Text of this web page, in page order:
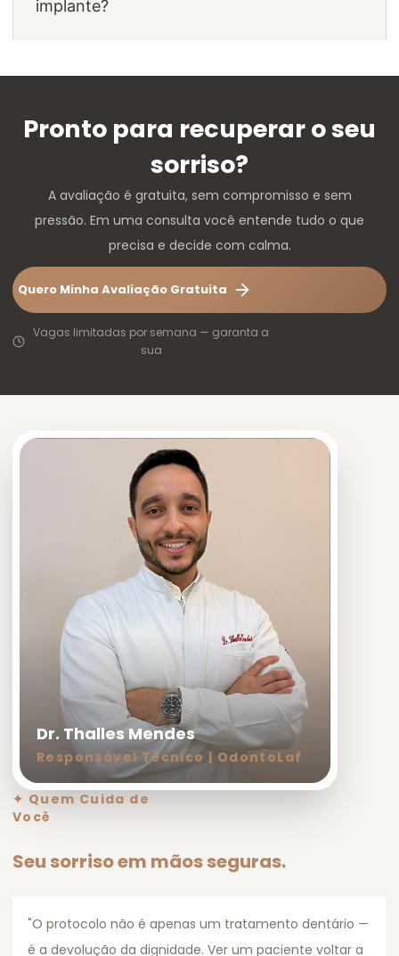
implante?
Pronto para recuperar o seu
sorriso?
A avaliação é gratuita, sem compromisso e sem
pressão. Em uma consulta você entende tudo o que
precisa e decide com calma.
Quero Minha Avaliação Gratuita
Vagas limitadas por semana — garanta a
sua
Dr. Thalles Mendes
Responsável Técnico | OdontoLaf
✦ Quem Cuida de
Você
Seu sorriso em mãos seguras.
"O protocolo não é apenas um tratamento dentário —
é a devolução da dignidade. Ver um paciente voltar a